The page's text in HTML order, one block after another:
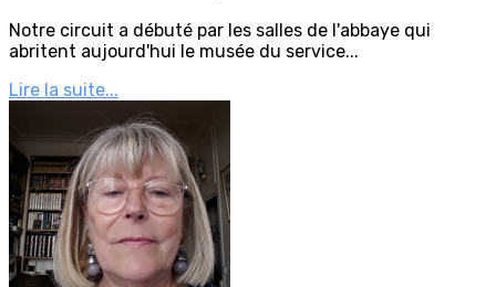
Notre circuit a débuté par les salles de l'abbaye qui
abritent aujourd'hui le musée du service...
Lire la suite...